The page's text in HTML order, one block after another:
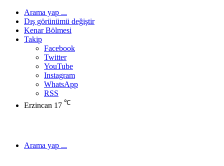
Arama yap ...
Dış görünümü değiştir
Kenar Bölmesi
Takip
Facebook
Twitter
YouTube
Instagram
WhatsApp
RSS
Erzincan 17 ℃
Arama yap ...